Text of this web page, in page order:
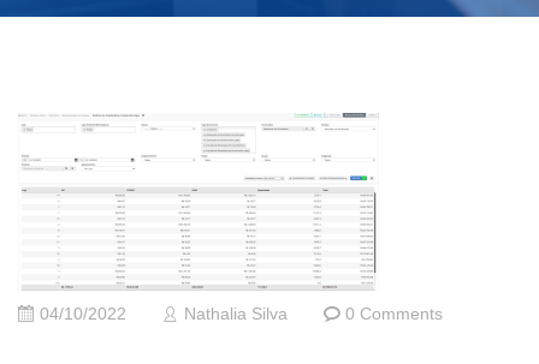
04/10/2022 Nathalia Silva 0 Comments